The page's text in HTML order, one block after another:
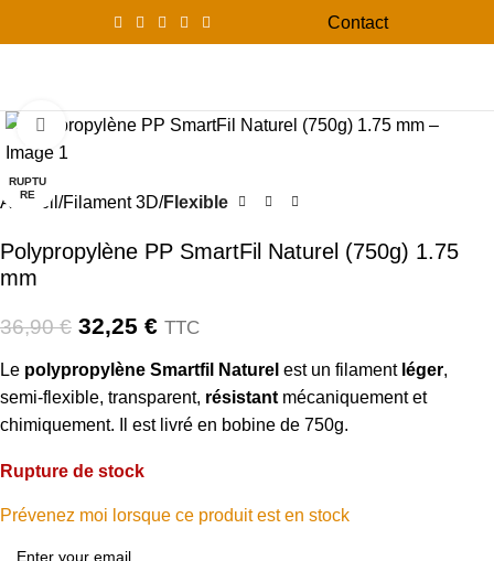
Contact
RUPTU
RE
Click to enlarge
Accueil Filament 3D Flexible
Polypropylène PP SmartFil Naturel (750g) 1.75
mm
36,90€ 32,25 € TTC
Le polypropylène Smartfil Naturel est un filament léger,
semi-flexible, transparent, résistant mécaniquement et
chimiquement. Il est livré en bobine de 750g.
Rupture de stock
Prévenez moi lorsque ce produit est en stock